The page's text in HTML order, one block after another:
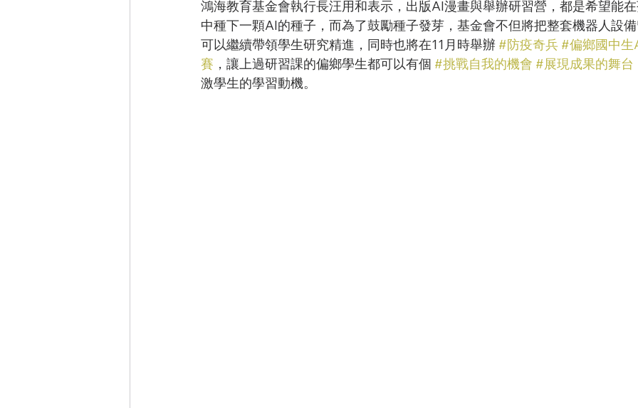
鴻海教育基金會執行長汪用和表示，出版AI漫畫與舉辦研習營，都是希望能
中種下一顆AI的種子，而為了鼓勵種子發芽，基金會不但將把整套機器人設
可以繼續帶領學生研究精進，同時也將在11月時舉辦 #防疫奇兵 #偏鄉國中
賽 ，讓上過研習課的偏鄉學生都可以有個 #挑戰自我的機會 #展現成果的舞台
激學生的學習動機。